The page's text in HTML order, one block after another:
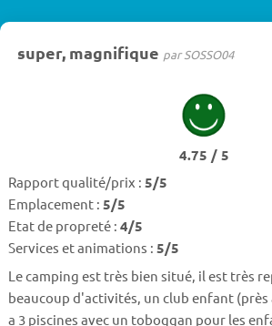
super, magnifique par SOSSO04
4.75 / 5
Rapport qualité/prix : 5/5
Emplacement : 5/5
Etat de propreté : 4/5
Services et animations : 5/5
Le camping est très bien situé, il est très
beaucoup d'activités, un club enfant (près
a 3 piscines avec un toboggan pour les